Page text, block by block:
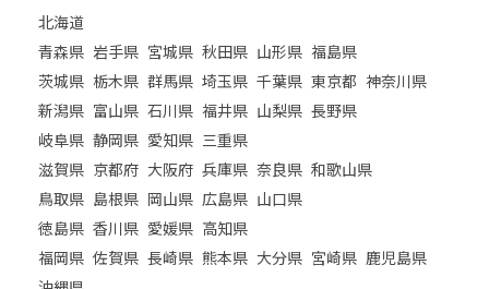
北海道
青森県 岩手県 宮城県 秋田県 山形県 福島県
茨城県 栃木県 群馬県 埼玉県 千葉県 東京都 神奈川県
新潟県 富山県 石川県 福井県 山梨県 長野県
岐阜県 静岡県 愛知県 三重県
滋賀県 京都府 大阪府 兵庫県 奈良県 和歌山県
鳥取県 島根県 岡山県 広島県 山口県
徳島県 香川県 愛媛県 高知県
福岡県 佐賀県 長崎県 熊本県 大分県 宮崎県 鹿児島県